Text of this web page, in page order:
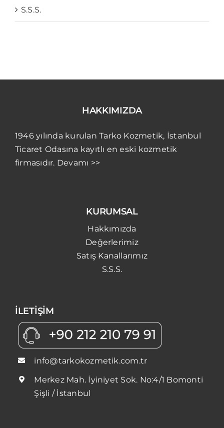
S.S.S.
HAKKIMIZDA
1946 yılında kurulan Tarko Kozmetik, İstanbul
Ticaret Odasına kayıtlı en eski kozmetik
firmasıdır. Devamı >>
KURUMSAL
Hakkımızda
Değerlerimiz
Satış Kanallarımız
S.S.S.
İLETİŞİM
info@tarkokozmetik.com.tr
Merkez Mah. İyiniyet Sok. No:4/1 Bomonti
Şişli / İstanbul